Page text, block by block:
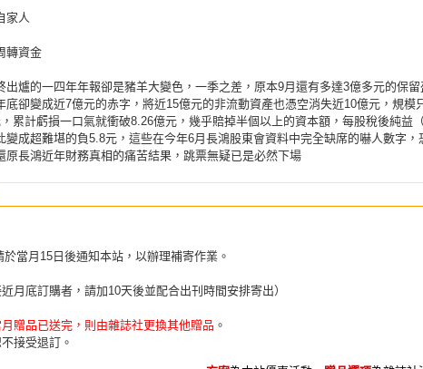
家人
轉資金
出爐的一四年年報卻是豬羊大變色，一季之差，原本9月還有多達3億多元的保留
底卻變成近7億元的赤字，將近15億元的非流動資產也憑空消失近10億元，規模
累計虧損一口氣就衝破8.26億元，幾乎賠掉半個以上的資本額，每股稅後純益
變成超難堪的負5.8元，這些在今年6月長鴻股東會資料中完全缺席的嚇人數字，
原長鴻近年財務真相的痛苦結果，跳票無疑已是必然下場
當月15日後通知本站，以辦理補寄作業。
月底訂購者，請加10天後並配合出刊時間安排寄出）
贈品已送完，則由雜誌社更換其他贈品 。
接受退訂。